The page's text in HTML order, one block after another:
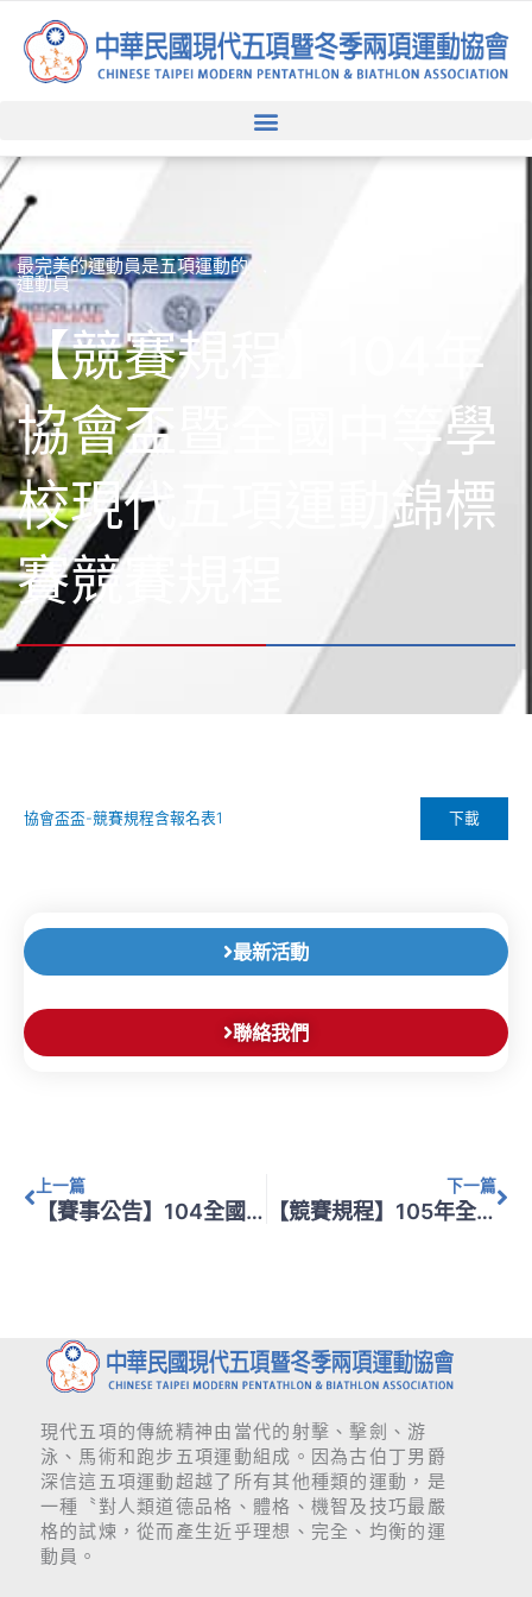
最完美的運動員是五項運動的
運動員
【競賽規程】104年
協會盃暨全國中等學
校現代五項運動錦標
賽競賽規程
協會盃盃-競賽規程含報名表1 下載
最新活動
聯絡我們
上一篇
【賽事公告】104全國城市盃國中組及國小組比賽項目更正公告
下一篇
【競賽規程】105年全國理事長盃競賽規程(含報名表)
現代五項的傳統精神由當代的射擊、擊劍、游
泳、馬術和跑步五項運動組成。因為古伯丁男爵
深信這五項運動超越了所有其他種類的運動，是
一種〝對人類道德品格、體格、機智及技巧最嚴
格的試煉，從而產生近乎理想、完全、均衡的運
動員。